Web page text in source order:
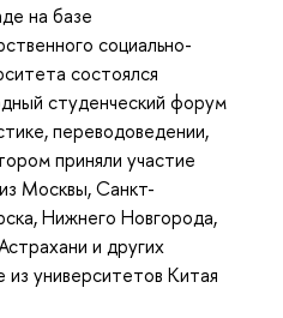
на базе
социально-
состоялся
студенческий форум
переводоведении,
приняли участие
Москвы, Санкт-
Нижнего Новгорода,
и других
из университетов Китая